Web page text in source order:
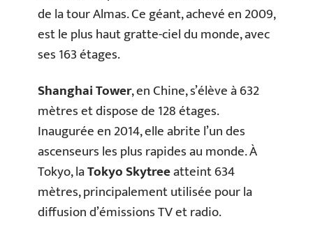
de la tour Almas. Ce géant, achevé en 2009,
est le plus haut gratte-ciel du monde, avec
ses 163 étages.
Shanghai Tower, en Chine, s’élève à 632
mètres et dispose de 128 étages.
Inaugurée en 2014, elle abrite l’un des
ascenseurs les plus rapides au monde. À
Tokyo, laTokyo Skytreeatteint 634
mètres, principalement utilisée pour la
diffusion d’émissions TV et radio.